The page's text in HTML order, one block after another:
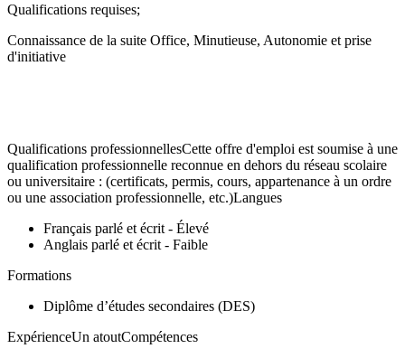
Qualifications requises;
Connaissance de la suite Office, Minutieuse, Autonomie et prise
d'initiative
Qualifications professionnellesCette offre d'emploi est soumise à une
qualification professionnelle reconnue en dehors du réseau scolaire
ou universitaire : (certificats, permis, cours, appartenance à un ordre
ou une association professionnelle, etc.)Langues
Français parlé et écrit - Élevé
Anglais parlé et écrit - Faible
Formations
Diplôme d’études secondaires (DES)
ExpérienceUn atoutCompétences